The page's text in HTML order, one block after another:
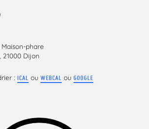
phare
21000 Dijon
: ICAL ou WEBCAL ou GOOGLE